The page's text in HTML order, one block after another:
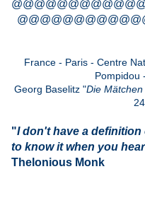
France - Paris - Centre
Pompidou
Georg Baselitz "Die
"I don't have a definition
to know it when you
Thelonious Monk